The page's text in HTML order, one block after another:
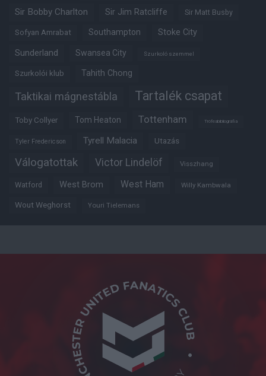
Sir Bobby Charlton Sir Jim Ratcliffe Sir Matt Busby
Sofyan Amrabat Southampton Stoke City
Sunderland Swansea City Szurkoló szemmel
Szurkolói klub Tahith Chong
Taktikai mágnestábla Tartalék csapat
Toby Collyer Tom Heaton Tottenham Trófeabibliográfia
Tyler Fredericson Tyrell Malacia Utazás
Válogatottak Victor Lindelöf Visszhang
Watford West Brom West Ham Willy Kambwala
Wout Weghorst Youri Tielemans